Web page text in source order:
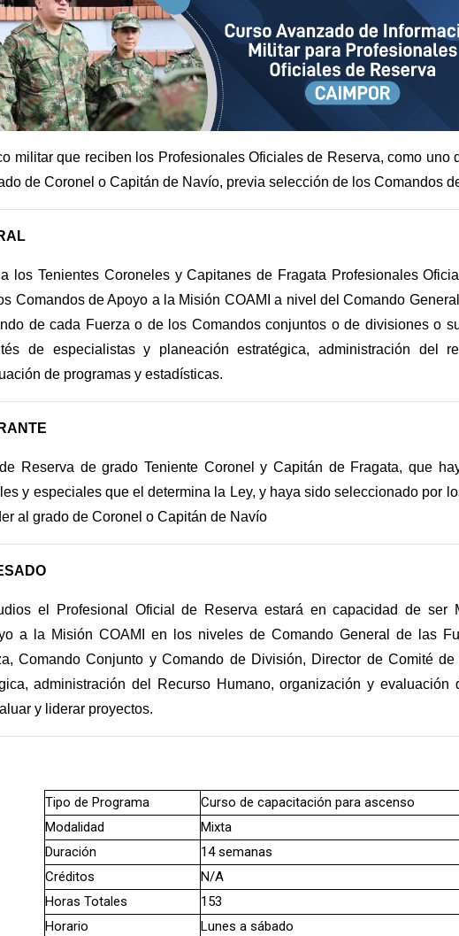
militar que reciben los Profesionales Oficiales de Reserva, como uno
de Coronel o Capitán de Navío, previa selección de los Comandos
los Tenientes Coroneles y Capitanes de Fragata Profesionales
Comandos de Apoyo a la Misión COAMI a nivel del Comando
de cada Fuerza o de los Comandos conjuntos o de divisiones o
de especialistas y planeación estratégica, administración del
de programas y estadísticas.
Reserva de grado Teniente Coronel y Capitán de Fragata, que
y especiales que el determina la Ley, y haya sido seleccionado por
al grado de Coronel o Capitán de Navío
el Profesional Oficial de Reserva estará en capacidad de ser
a la Misión COAMI en los niveles de Comando General de las
Comando Conjunto y Comando de División, Director de Comité
administración del Recurso Humano, organización y evaluación
y liderar proyectos.
Tipo de Programa
Curso de capacitación para ascenso
Modalidad
Mixta
Duración
14 semanas
Créditos
N/A
Horas Totales
153
Horario
Lunes a sábado